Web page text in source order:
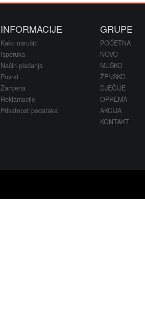
INFORMACIJE
Kako naručiti
Isporuka
Način plaćanja
Povrat
Zamjena
Reklamacije
Privatnost podataka
GRUPE
POČETNA
NOVO
MUŠKO
ŽENSKO
DJEČIJE
OPREMA
AKCIJA
KONTAKT